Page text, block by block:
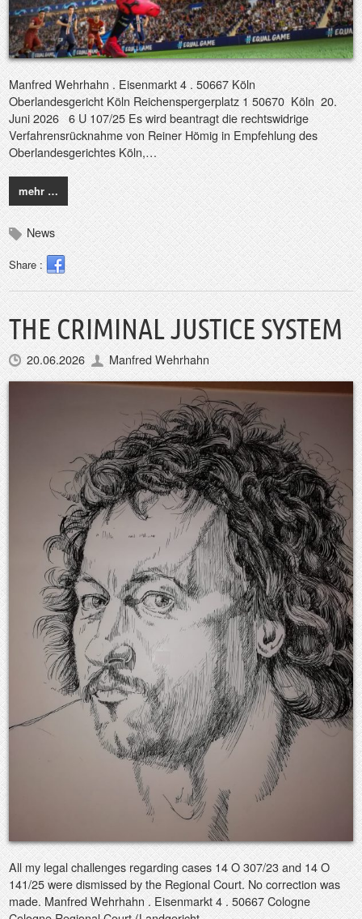
Manfred Wehrhahn . Eisenmarkt 4 . 50667 Köln
Oberlandesgericht Köln Reichenspergerplatz 1 50670 Köln 20.
Juni 2026 6 U 107/25 Es wird beantragt die rechtswidrige
Verfahrensrücknahme von Reiner Hömig in Empfehlung des
Oberlandesgerichtes Köln,…
mehr …
News
Share :
THE CRIMINAL JUSTICE SYSTEM
20.06.2026 Manfred Wehrhahn
All my legal challenges regarding cases 14 O 307/23 and 14 O
141/25 were dismissed by the Regional Court. No correction was
made. Manfred Wehrhahn . Eisenmarkt 4 . 50667 Cologne